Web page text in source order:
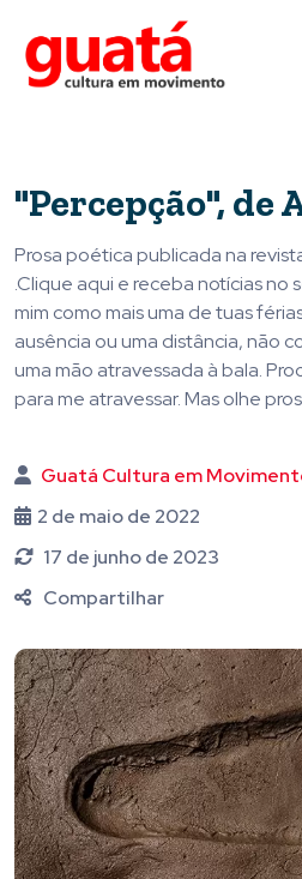
"Percepção", de
Prosa poética publicada na
.Clique aqui e receba notícias no
mim como mais uma de tuas
ausência ou uma distância, não
uma mão atravessada à bala.
para me atravessar. Mas olhe
Guatá Cultura em
2 de maio de 2022
17 de junho de 2023
Compartilhar